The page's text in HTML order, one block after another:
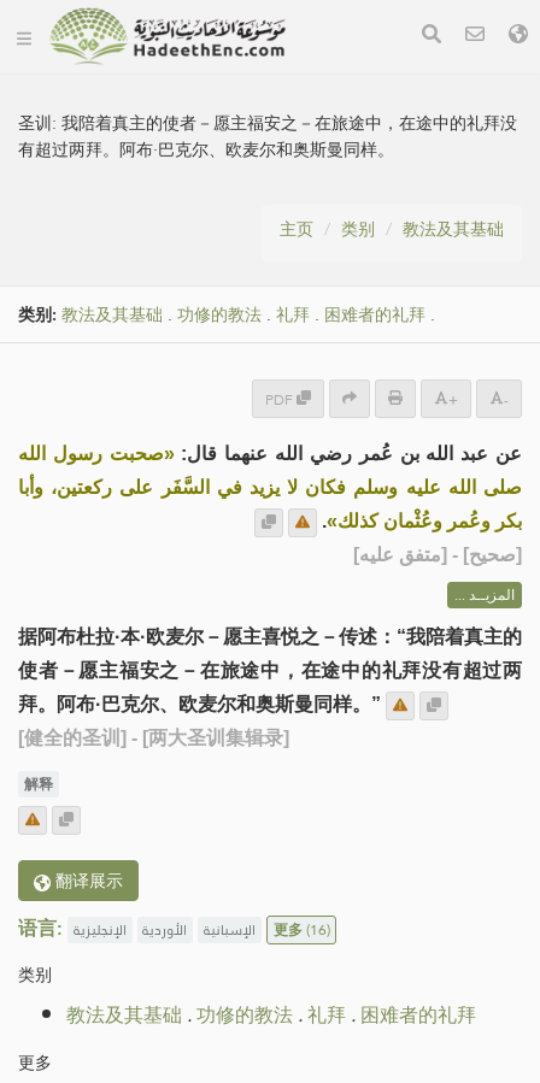
圣训:我陪着真主的使者－愿主福安之－在旅途中，在途中的礼拜没
有超过两拜。阿布·巴克尔、欧麦尔和奥斯曼同样。
主页 类别 教法及其基础
类别: 教法及其基础 . 功修的教法 . 礼拜 . 困难者的礼拜 .
PDF + -
عن عبد الله بن عُمر رضي الله عنهما قال:«صحبت رسول الله
صلى الله عليه وسلم فكان لا يزيد في السَّفَر على ركعتين، وأبا
بكر وعُمر وعُثْمان كذلك».
[صحيح] - [متفق عليه]
المزيــد ...
据阿布杜拉·本·欧麦尔－愿主喜悦之－传述：“我陪着真主的
使者－愿主福安之－在旅途中，在途中的礼拜没有超过两
拜。阿布·巴克尔、欧麦尔和奥斯曼同样。”
[健全的圣训] - [两大圣训集辑录]
解释
翻译展示
语言: الإنجليزية الأوردية الإسبانية 更多(16)
类别
教法及其基础 .功修的教法.礼拜.困难者的礼拜
更多